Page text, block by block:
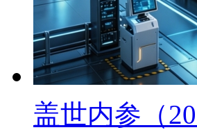
盖世内参（